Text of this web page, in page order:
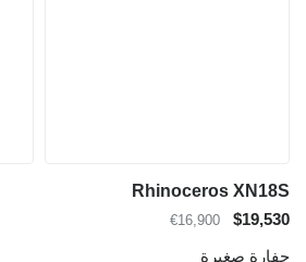
Rhinoceros XN18S
$19,530
€16,900
حفارة صغيرة